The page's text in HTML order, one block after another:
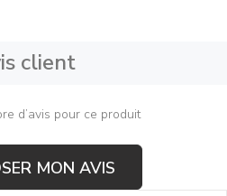
client
d’avis pour ce produit
MON AVIS